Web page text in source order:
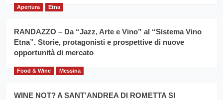
grano
anno
Franco
Caruso
Apertura Etna
RANDAZZO – Da “Jazz, Arte e Vino” al “Sistema Vino
Etna”. Storie, protagonisti e prospettive di nuove
opportunità di mercato
Food & Wine Messina
WINE NOT? A SANT’ANDREA DI ROMETTA SI